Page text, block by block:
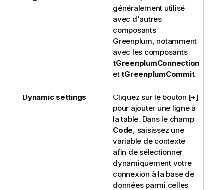
généralement utilisé
avec d'autres
composants
Greenplum, notamment
avec les composants
tGreenplumConnection
ettGreenplumCommit.
Dynamic settings Cliquez sur le bouton [+]
pour ajouter une ligne à
la table. Dans le champ
Code , saisissez une
variable de contexte
afin de sélectionner
dynamiquement votre
connexion à la base de
données parmi celles